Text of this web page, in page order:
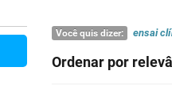
Você quis dizer: ensai
Ordenar por